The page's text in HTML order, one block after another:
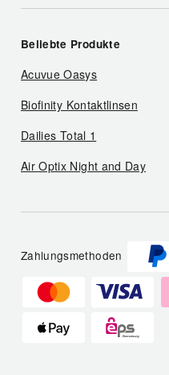
Beliebte Produkte
Acuvue Oasys
Biofinity Kontaktlinsen
Dailies Total 1
Air Optix Night and Day
Zahlungsmethoden